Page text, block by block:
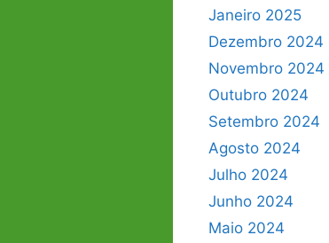
Janeiro 2025
Dezembro 2024
Novembro 2024
Outubro 2024
Setembro 2024
Agosto 2024
Julho 2024
Junho 2024
Maio 2024